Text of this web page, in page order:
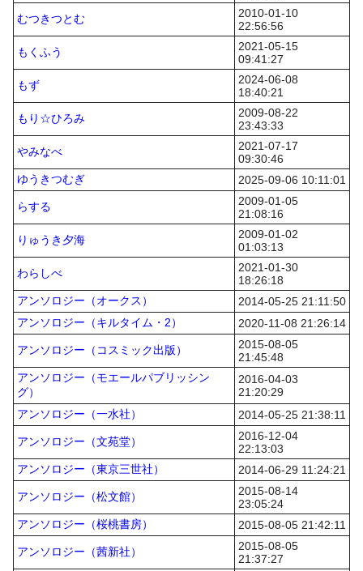
むつきつとむ
2010-01-10
22:56:56
もくふう
2021-05-15
09:41:27
もず
2024-06-08
18:40:21
もり☆ひろみ
2009-08-22
23:43:33
やみなべ
2021-07-17
09:30:46
ゆうきつむぎ
2025-09-06 10:11:01
らする
2009-01-05
21:08:16
りゅうき夕海
2009-01-02
01:03:13
わらしべ
2021-01-30
18:26:18
アンソロジー（オークス）
2014-05-25 21:11:50
アンソロジー（キルタイム・2）
2020-11-08 21:26:14
アンソロジー（コスミック出版）
2015-08-05
21:45:48
アンソロジー（モエールパブリッシン
グ）
2016-04-03
21:20:29
アンソロジー（一水社）
2014-05-25 21:38:11
アンソロジー（文苑堂）
2016-12-04
22:13:03
アンソロジー（東京三世社）
2014-06-29 11:24:21
アンソロジー（松文館）
2015-08-14
23:05:24
アンソロジー（桜桃書房）
2015-08-05 21:42:11
アンソロジー（茜新社）
2015-08-05
21:37:27